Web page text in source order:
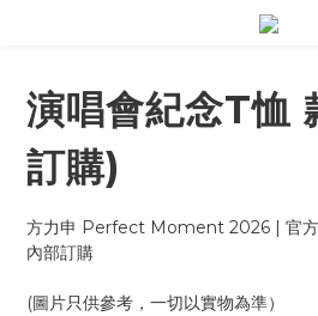
演唱會紀念T恤
訂購)
方力申 Perfect Moment 2026 | 官方
內部訂購
(圖片只供參考，一切以實物為準）